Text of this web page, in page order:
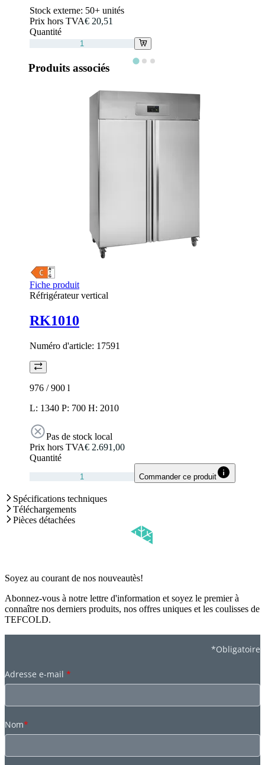
Stock externe: 50+ unités
Prix hors TVA€ 20,51
Quantité
Produits associés
Fiche produit
Réfrigérateur vertical
RK1010
Numéro d'article: 17591
976 / 900 l
L: 1340 P: 700 H: 2010
Pas de stock local
Prix hors TVA€ 2.691,00
Quantité
Commander ce produit
Spécifications techniques
Téléchargements
Pièces détachées
Soyez au courant de nos nouveautès!
Abonnez-vous à notre lettre d'information et soyez le premier à
connaître nos derniers produits, nos offres uniques et les coulisses de
TEFCOLD.
*Obligatoire
Adresse e-mail *
Nom*